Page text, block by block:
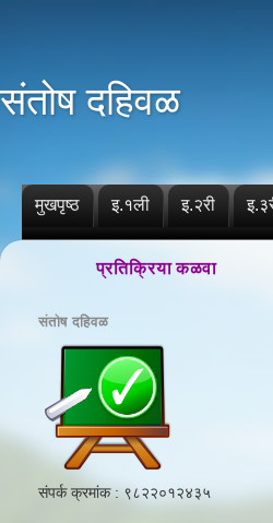
संतोष दहिवळ
मुखपृष्ठ इ.१ली इ.२री
प्रतिक्रिया कळवा
संतोष दहिवळ
संपर्क क्रमांक : ९८२२०१२४३५